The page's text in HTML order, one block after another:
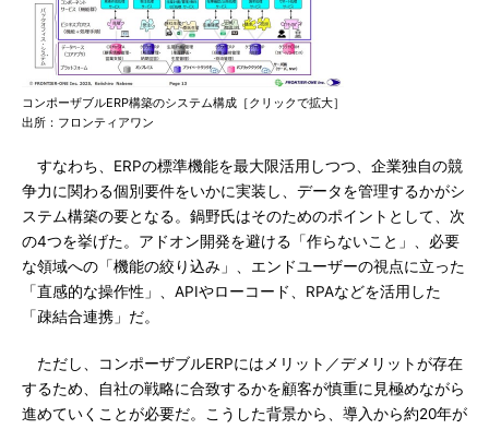
コンポーザブルERP構築のシステム構成［クリックで拡大］
出所：フロンティアワン
すなわち、ERPの標準機能を最大限活用しつつ、企業独自の競
争力に関わる個別要件をいかに実装し、データを管理するかがシ
ステム構築の要となる。鍋野氏はそのためのポイントとして、次
の4つを挙げた。アドオン開発を避ける「作らないこと」、必要
な領域への「機能の絞り込み」、エンドユーザーの視点に立った
「直感的な操作性」、APIやローコード、RPAなどを活用した
「疎結合連携」だ。
ただし、コンポーザブルERPにはメリット／デメリットが存在
するため、自社の戦略に合致するかを顧客が慎重に見極めながら
進めていくことが必要だ。こうした背景から、導入から約20年が